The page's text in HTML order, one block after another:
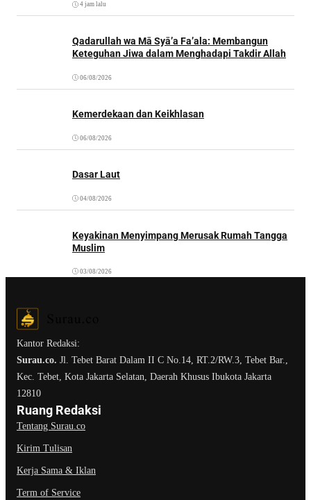
4 jam lalu
Qadarullah wa Mā Syā’a Fa’ala: Membangun
Keteguhan Jiwa dalam Menghadapi Takdir Allah
06/08/2026
Kemerdekaan dan Keikhlasan
06/08/2026
Dasar Laut
04/08/2026
Keyakinan Menyimpang Merusak Rumah Tangga
Muslim
03/08/2026
Kantor Redaksi:
Surau.co. Jl. Tebet Barat Dalam II C No.14, RT.2/RW.3, Tebet Bar.,
Kec. Tebet, Kota Jakarta Selatan, Daerah Khusus Ibukota Jakarta
12810
Ruang Redaksi
Tentang Surau.co
Kirim Tulisan
Kerja Sama & Iklan
Term of Service